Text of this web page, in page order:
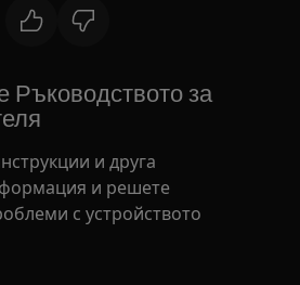
Ръководството за
и друга
и решете
с устройството